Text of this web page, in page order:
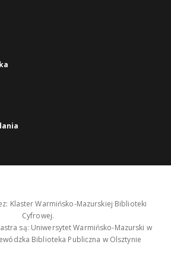
Klaster Warmińsko-Mazurskiej Biblioteki
Cyfrowej.
są: Uniwersytet Warmińsko-Mazurski w
Biblioteka Publiczna w Olsztynie